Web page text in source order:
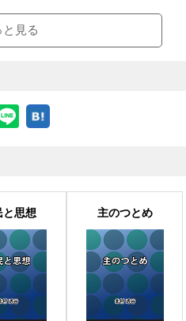
ビューア・モバイルビューア
と見る
と思想 主のつとめ